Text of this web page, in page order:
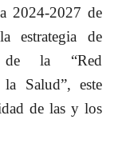
2024-2027 de
estrategia de
de la “Red
Salud”, este
de las y los